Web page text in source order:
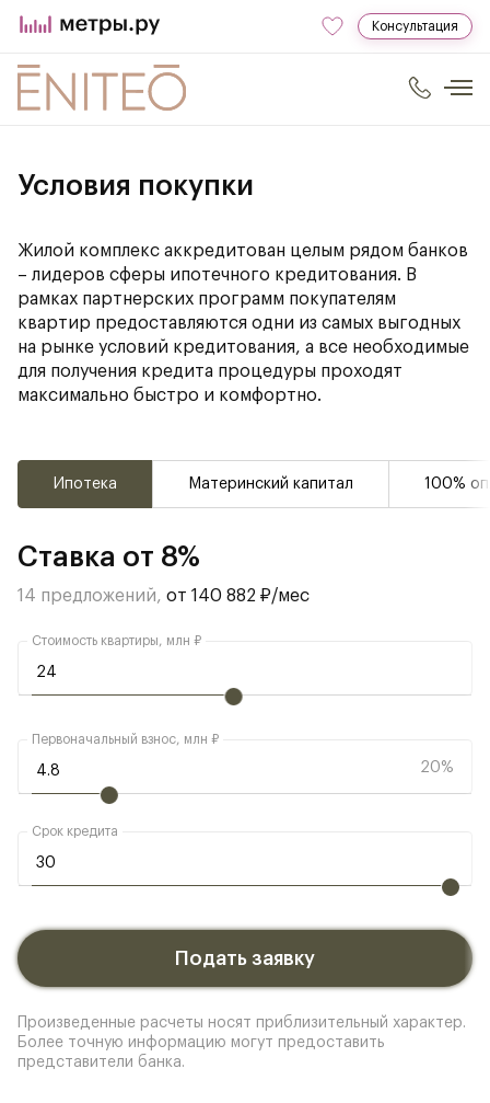
Консультация
Условия покупки
Жилой комплекс аккредитован целым рядом банков
– лидеров сферы ипотечного кредитования. В
рамках партнерских программ покупателям
квартир предоставляются одни из самых выгодных
на рынке условий кредитования, а все необходимые
для получения кредита процедуры проходят
максимально быстро и комфортно.
Ипотека Материнский капитал 100%
Ставка от 8%
14 предложений, от 140 882 ₽/мес
Стоимость квартиры, млн ₽
Первоначальный взнос, млн ₽
20%
Срок кредита
Подать заявку
Произведенные расчеты носят приблизительный характер.
Более точную информацию могут предоставить
представители банка.